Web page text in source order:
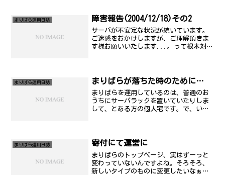
まりぱら運用日誌 障害報告(2004/12/18)その2
サーバが不安定な状況が続いています。
ご迷惑をおかけしますが、ご理解頂きま
す様お願いいたします...。って根本対策
ディス...
まりぱら運用日誌 まりばらが落ちた時のために…
まりばらを運用しているのは、普通のお
うちにサーバラックを置いていたりしま
して、とある方の個人宅です。で、いろ
あります。お隣のサーバ様...
まりぱら運用日誌 寄付にて運営に
まりぱらのトップページ、実はずーっと
変わっていないんですよね。そろそろ、
新しいタイプのものに変更したいなぁ。